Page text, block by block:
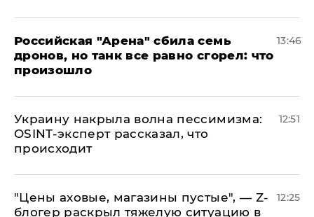
​Российская "Арена" сбила семь
дронов, но танк все равно сгорел: что
произошло
13:46
​Украину накрыла волна пессимизма:
OSINT-эксперт рассказал, что
происходит
12:51
​"Цены аховые, магазины пустые", — Z-
блогер раскрыл тяжелую ситуацию в
12:25